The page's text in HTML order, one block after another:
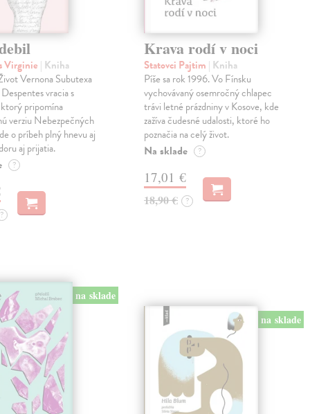
Virginie | Kniha
Vernona Subutexa
vracia s
pripomína
verziu Nebezpečných
o príbeh plný hnevu aj
aj prijatia.
?
?
Krava rodí v noci
Statovci Pajtim | Kniha
Píše sa rok 1996. Vo Fínsku
vychovávaný osemročný chlapec
trávi letné prázdniny v Kosove, kde
zažíva čudesné udalosti, ktoré ho
poznačia na celý život.
Na sklade ?
17,01 €
18,90 € ?
na sklade
na sklade